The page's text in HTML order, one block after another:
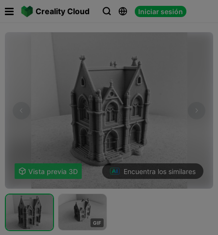
Creality Cloud   Iniciar sesión
 
 Vista previa 3D Encuentra los similares
GIF